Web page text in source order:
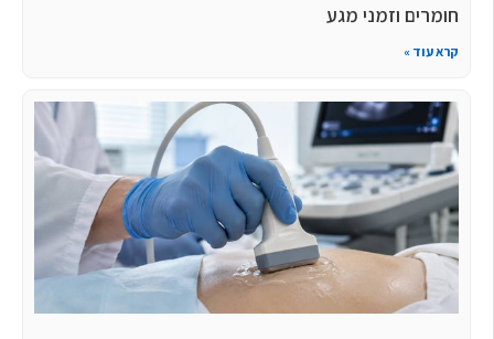
חומרים וזמני מגע
קרא עוד »